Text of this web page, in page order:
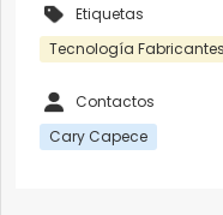
Etiquetas
Tecnología Fabricantes
Contactos
Cary Capece